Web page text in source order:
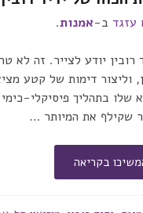
עזגד ב-אמנות.
רובין יודע לצייר. זה לא
וליצור דימות של קטע
שלו בתהליך פיסיקלי-
שקילף את המיותר …
בקריאה